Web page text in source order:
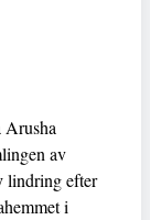
Arusha
av
lindring efter
i